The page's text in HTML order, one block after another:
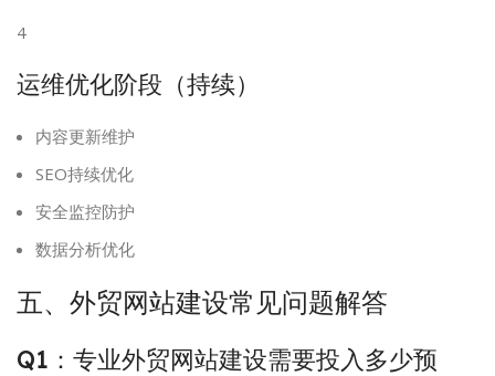
4
运维优化阶段（持续）
内容更新维护
SEO持续优化
安全监控防护
数据分析优化
五、外贸网站建设常见问题解答
Q1：专业外贸网站建设需要投入多少预